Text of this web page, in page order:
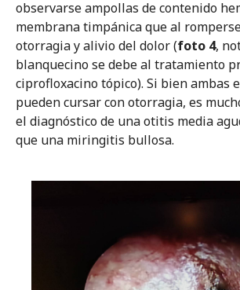
observarse ampollas de contenido
membrana timpánica que al
otorragia y alivio del dolor (foto 4,
blanquecino se debe al tratamiento
ciprofloxacino tópico). Si bien ambas
pueden cursar con otorragia, es
el diagnóstico de una otitis media
que una miringitis bullosa.